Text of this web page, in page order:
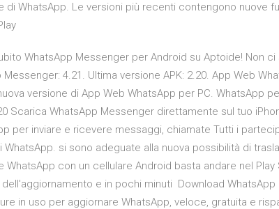
di WhatsApp. Le versioni più recenti contengono nuove
WhatsApp Messenger per Android su Aptoide! Non
Messenger: 4.21. Ultima versione APK: 2.20. App Web
versione di App Web WhatsApp per PC. WhatsApp
Scarica WhatsApp Messenger direttamente sul tuo
per inviare e ricevere messaggi, chiamate Tutti i
WhatsApp. si sono adeguate alla nuova possibilità di
WhatsApp con un cellulare Android basta andare nel
e in pochi minuti Download WhatsApp
in uso per aggiornare WhatsApp, veloce, gratuita e